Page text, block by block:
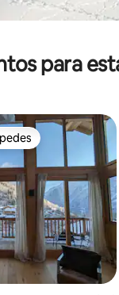
para